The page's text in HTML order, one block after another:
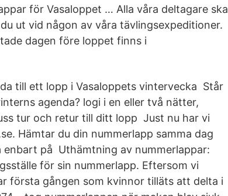
för Vasaloppet … Alla våra deltagare ska
ut vid någon av våra tävlingsexpeditioner.
dagen före loppet finns i
till ett lopp i Vasaloppets vintervecka Står
agenda? logi i en eller två nätter,
tur och retur till ditt lopp Just nu har vi
Hämtar du din nummerlapp samma dag
på Uthämtning av nummerlappar:
för sin nummerlapp. Eftersom vi
första gången som kvinnor tilläts att delta i